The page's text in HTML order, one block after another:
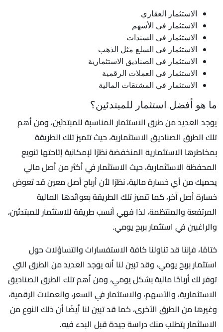
الاستثمار العقاري
الاستثمار في الأسهم
الاستثمار في السندات
الاستثمار في السلع مثل الذهب
الاستثمار في الصناديق الاستثمارية
الاستثمار في العملات الرقمية
الاستثمار في المشتقات المالية
ما هو أفضل استثمار للمبتدئين؟
يوجد العديد من طرق الاستثمار المناسبة للمبتدئين، ومن أهم
تلك الطرق الصناديق الاستثمارية، حيث تتميز تلك الطريقة
بمخاطرها الاستثمارية المنخفضة نظرًا لإمكانية إتاحتها تنويع
المحفظة الاستثمارية، حيث الاستثمار في أكثر من أصل مالي
يحميك من أي خسارة مالية، نظرًا لأن أرباح أصل معين قد تعوض
خسارة أصل آخر، كما تتميز تلك الطريقة بعوائدها المالية
المرتفعة والمنتظمة، لذا فهي أنسب طريقة للاستثمار للمبتدئين،
والراغبين في استثمار بربح يومي.
ختامًا، فإننا قد تناولنا كافة الاستفسارات والتساؤلات حول
استثمار بربح يومي، وقد تبين لنا أنه يوجد العديد من الطرق التي
توفر لك أرباحًا مالية بشكل يومي، ومن أهم تلك الطرق الصناديق
الاستثمارية، والأسهم، والاستثمار في السعر، والعملات الرقمية،
وغيرها من الطرق الأخرى، كما قد تبين لنا أيضًا أن ذلك النوع من
الاستثمار يتطلب منك دراسة جيدة قبل البدء فيه.